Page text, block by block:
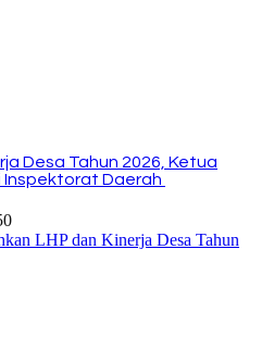
Desa Tahun 2026, Ketua
Inspektorat Daerah